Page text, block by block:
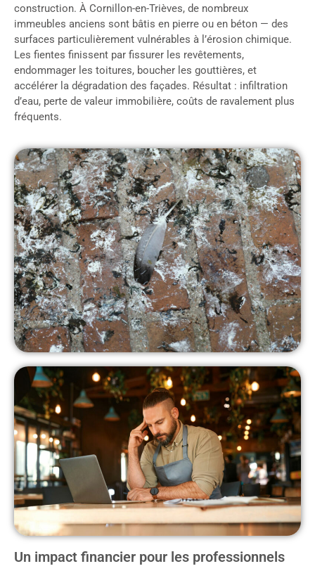
construction. À Cornillon-en-Trièves, de nombreux
immeubles anciens sont bâtis en pierre ou en béton — des
surfaces particulièrement vulnérables à l’érosion chimique.
Les fientes finissent par fissurer les revêtements,
endommager les toitures, boucher les gouttières, et
accélérer la dégradation des façades. Résultat : infiltration
d’eau, perte de valeur immobilière, coûts de ravalement plus
fréquents.
Un impact financier pour les professionnels